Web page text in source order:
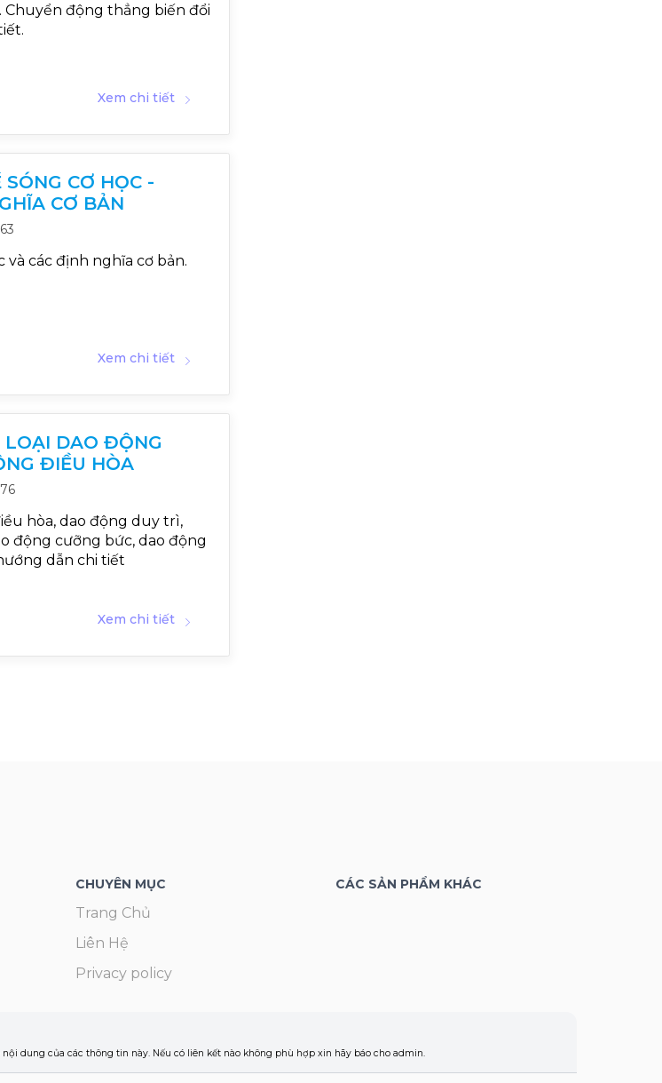
Chuyển động thẳng biến đổi
Xem chi tiết
CƠ HỌC -
CƠ BẢN
và các định nghĩa cơ bản.
Xem chi tiết
LOẠI DAO ĐỘNG
ĐIỀU HÒA
hòa, dao động duy trì,
động cưỡng bức, dao động
dẫn chi tiết
Xem chi tiết
CHUYÊN MỤC
Trang Chủ
Liên Hệ
Privacy policy
CÁC SẢN PHẨM KHÁC
dung của các thông tin này. Nếu có liên kết nào không phù hợp xin hãy báo cho admin.